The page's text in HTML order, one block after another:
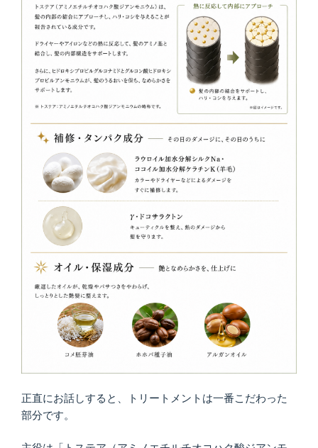
正直にお話しすると、トリートメントは一番こだわった
部分です。